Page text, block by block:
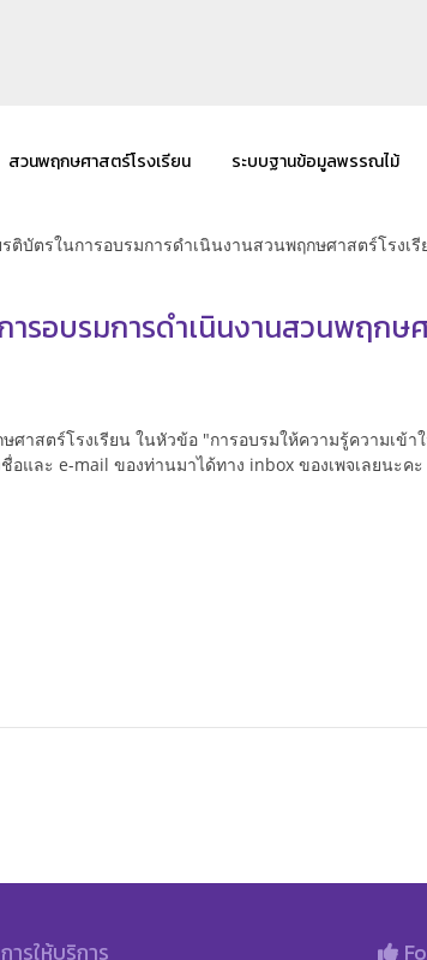
สวนพฤกษศาสตร์โรงเรียน ระบบฐานข้อมูลพรรณไม้
ติบัตรในการอบรมการดำเนินงานสวนพฤกษศาสตร์โรงเรี
รอบรมการดำเนินงานสวนพฤกษ
ศาสตร์โรงเรียน ในหัวข้อ "การอบรมให้ความรู้ความเข้
อและ e-mail ของท่านมาได้ทาง inbox ของเพจเลยนะ
การให้บริการ